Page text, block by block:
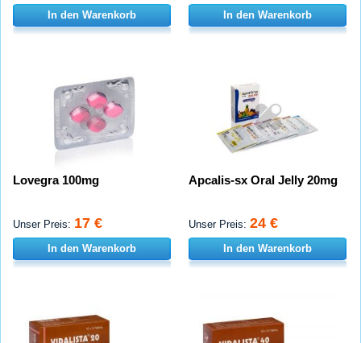
In den Warenkorb In den Warenkorb
Lovegra 100mg
Unser Preis: 17 €
In den Warenkorb
Apcalis-sx Oral Jelly 20mg
Unser Preis: 24 €
In den Warenkorb